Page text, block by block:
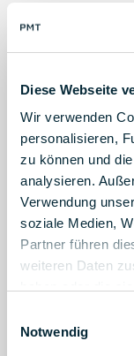
Diese Webseite
Wir verwenden
personalisieren,
zu können und
analysieren.
Verwendung
soziale Medien,
Partner führen
weiteren Daten
Notwendig
Z PMT wybierasz
X118 oferuje 15-
ochronę
gwarancja
procedury
wewnętrzne,
produktów PMT i
długoterminowa
Zapytaj